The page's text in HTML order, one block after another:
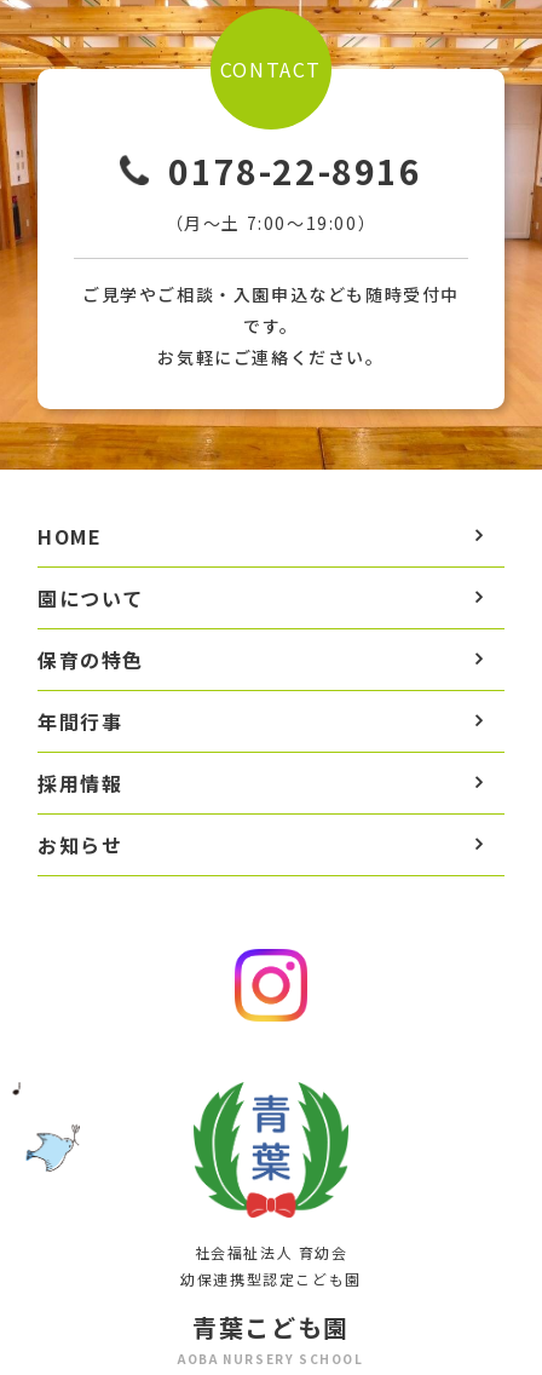
CONTACT
0178-22-8916
（月〜土 7:00〜19:00）
ご見学やご相談・入園申込なども随時受付中
です。
お気軽にご連絡ください。
HOME
園について
保育の特色
年間行事
採用情報
お知らせ
社会福祉法人 育幼会
幼保連携型認定こども園
青葉こども園
AOBA NURSERY SCHOOL